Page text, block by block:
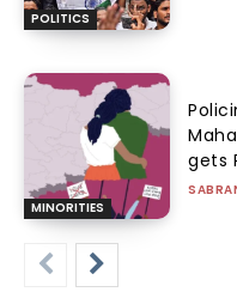
POLITICS
MINORITIES
gets